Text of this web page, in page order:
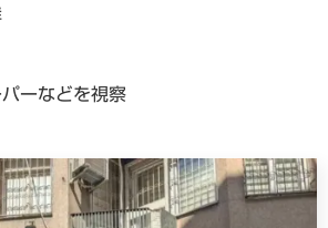
ーなどを視察